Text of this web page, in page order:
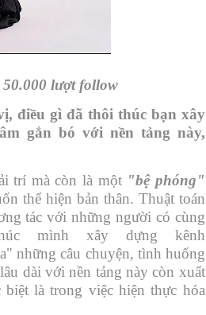
lượt follow
điều gì đã thôi thúc bạn xây
gắn bó với nền tảng này,
trí mà còn là một"bệ phóng"
thể hiện bản thân. Thuật toán
tác với những người có cùng
mình xây dựng kênh
những câu chuyện, tình huống
dài với nền tảng này còn xuất
là trong việc hiện thực hóa